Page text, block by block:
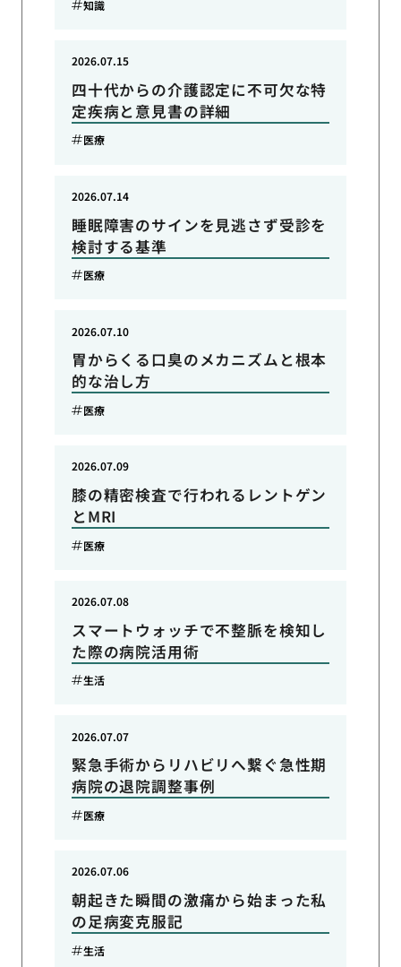
知識
四十代からの介護認定に不可欠な特
定疾病と意見書の詳細
2026.07.15
医療
睡眠障害のサインを見逃さず受診を
検討する基準
2026.07.14
医療
胃からくる口臭のメカニズムと根本
的な治し方
2026.07.10
医療
膝の精密検査で行われるレントゲン
とMRI
2026.07.09
医療
スマートウォッチで不整脈を検知し
た際の病院活用術
2026.07.08
生活
緊急手術からリハビリへ繋ぐ急性期
病院の退院調整事例
2026.07.07
医療
朝起きた瞬間の激痛から始まった私
の足病変克服記
2026.07.06
生活